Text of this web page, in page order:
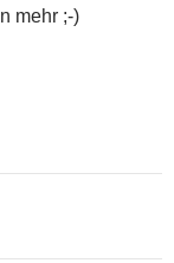
mehr ;-)